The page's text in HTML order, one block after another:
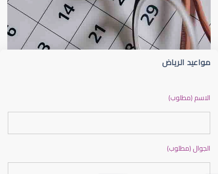
قلوبال لرعاية العين ضعف نظر
مواعيد الرياض
الاسم (مطلوب)
الجوال (مطلوب)